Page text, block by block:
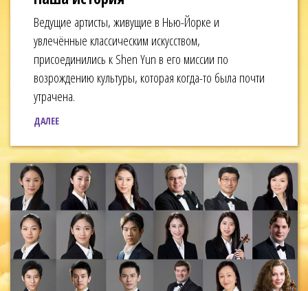
Ведущие артисты, живущие в Нью-Йорке и
увлечённые классическим искусством,
присоединились к Shen Yun в его миссии по
возрождению культуры, которая когда-то была почти
утрачена.
ДАЛЕЕ